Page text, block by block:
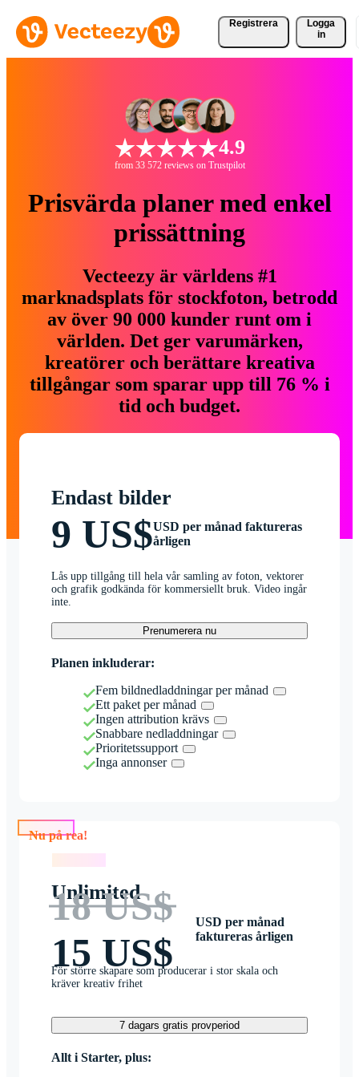
Registrera
Logga
in
4.9
from 33 572 reviews on Trustpilot
Prisvärda planer med enkel
prissättning
Vecteezy är världens #1
marknadsplats för stockfoton, betrodd
av över 90 000 kunder runt om i
världen. Det ger varumärken,
kreatörer och berättare kreativa
tillgångar som sparar upp till 76 % i
tid och budget.
Endast bilder
9 US$USD per månad faktureras
årligen
Lås upp tillgång till hela vår samling av foton, vektorer
och grafik godkända för kommersiellt bruk. Video ingår
inte.
Prenumerera nu
Planen inkluderar:
Fem bildnedladdningar per månad
Ett paket per månad
Ingen attribution krävs
Snabbare nedladdningar
Prioritetssupport
Inga annonser
Nu på rea!
Unlimited
18 US$
15 US$
USD per månad
faktureras årligen
För större skapare som producerar i stor skala och
kräver kreativ frihet
7 dagars gratis provperiod
Allt i Starter, plus: